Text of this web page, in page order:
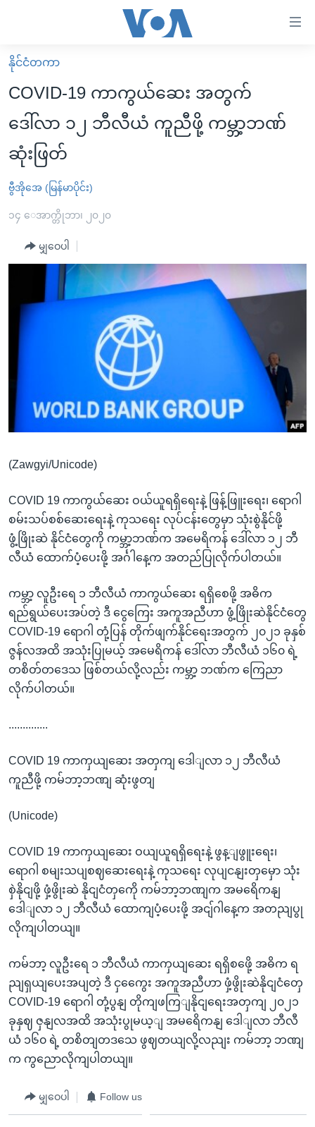
လွယ်ကူ
စေ
သည့်
များ
ပင်မ
ကျော်
ကြည့်
ညွန်း
စာမျက်နှာ
ကျော်
ကြည့်
ရန်
ရန်
ကျော်
ရန်
မူလစာမျက်နှာ
မြန်မာ
ကမ္ဘာ့သတင်းများ
နိုင်ငံတကာ
အစ္စရေး-ပါလက်စတိုင်း
ဗွီဒီယို
အင်္ဂလိပ်စာလေ့လာမယ်
အမေရိကန်သုံးအီဒီယံ
မကြေးမုံရဲ့ အင်္ဂလိပ်စာ
ရုပ်ရှင်ထဲက အင်္ဂလိပ်စာ
သုတပဒေသာ အင်္ဂလိပ်စာ
အပတ်စဉ်ကဏ္ဍများ
ရေဒီယို
တီဗွီ
ရေဒီယိုနှင့်ရုပ်သံ အချက်အလက်များ
ရေဒီယို/တီဗွီအစီအစဉ်
Learning English
ဗွီအိုအေ လူမှုကွန်ယက်များ
နိုင်ငံတကာ
COVID-19 ကာကွယ်ဆေး အတွက်
ဒေါ်လာ ၁၂ ဘီလီယံ ကူညီဖို့ ကမ္ဘာ့ဘဏ်
ဆုံးဖြတ်
ဗွီအိုအေ (မြန်မာပိုင်း)
၁၄ ေအာက္တိုဘာ၊ ၂၀၂၀
မျှဝေပါ
(Zawgyi/Unicode)
COVID 19 ကာကွယ်ဆေး ဝယ်ယူရရှိရေးနဲ့ ဖြန့်ဖြူးရေး၊ ရောဂါ
စမ်းသပ်စစ်ဆေးရေးနဲ့ ကုသရေး လုပ်ငန်းတွေမှာ သုံးစွဲနိုင်ဖို့
ဖွံ့ဖြိုးဆဲ နိုင်ငံတွေကို ကမ္ဘာ့ဘဏ်က အမေရိကန် ဒေါ်လာ ၁၂ ဘီ
လီယံ ထောက်ပံ့ပေးဖို့ အင်္ဂါနေ့က အတည်ပြုလိုက်ပါတယ်။
ကမ္ဘာ့ လူဦးရေ ၁ ဘီလီယံ ကာကွယ်ဆေး ရရှိစေဖို့ အဓိက
ရည်ရွယ်ပေးအပ်တဲ့ ဒီ ငွေကြေး အကူအညီဟာ ဖွံ့ဖြိုးဆဲနိုင်ငံတွေ
COVID-19 ရောဂါ တုံ့ပြန် တိုက်ဖျက်နိုင်ရေးအတွက် ၂၀၂၁ ခုနှစ်
ဇွန်လအထိ အသုံးပြုမယ့် အမေရိကန် ဒေါ်လာ ဘီလီယံ ၁၆၀ ရဲ့
တစိတ်တဒေသ ဖြစ်တယ်လို့လည်း ကမ္ဘာ့ ဘဏ်က ကြေညာ
လိုက်ပါတယ်။
..............
COVID 19 ကာကှယျဆေး အတှကျ ဒေါျလာ ၁၂ ဘီလီယံ
ကူညီဖို့ ကမ်ဘာ့ဘဏျ ဆုံးဖွတျ
(Unicode)
COVID 19 ကာကှယျဆေး ဝယျယူရရှိရေးနဲ့ ဖွန့ျဖွူးရေး၊
ရောဂါ စမျးသပျစဈဆေးရေးနဲ့ ကုသရေး လုပျငနျးတှမှော သုံး
စှဲနိုငျဖို့ ဖှံ့ဖွိုးဆဲ နိုငျငံတှကေို ကမ်ဘာ့ဘဏျက အမရေိကနျ
ဒေါျလာ ၁၂ ဘီလီယံ ထောကျပံ့ပေးဖို့ အငျ်ဂါနေ့က အတညျပွု
လိုကျပါတယျ။
ကမ်ဘာ့ လူဦးရေ ၁ ဘီလီယံ ကာကှယျဆေး ရရှိစဖေို့ အဓိက ရ
ညျရှယျပေးအပျတဲ့ ဒီ ငှကွေေး အကူအညီဟာ ဖှံ့ဖွိုးဆဲနိုငျငံတှေ
COVID-19 ရောဂါ တုံ့ပွနျ တိုကျဖကြျနိုငျရေးအတှကျ ၂၀၂၁
ခုနှဈ ဇှနျလအထိ အသုံးပွုမယ့ျ အမရေိကနျ ဒေါျလာ ဘီလီ
ယံ ၁၆၀ ရဲ့ တစိတျတဒသေ ဖွဈတယျလို့လညျး ကမ်ဘာ့ ဘဏျ
က ကွညောလိုကျပါတယျ။
မျှဝေပါ Follow us